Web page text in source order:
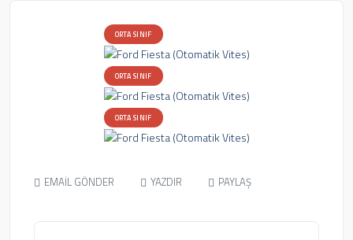
Pzt - Cumartesi 08:30 - 20:30
ORTA SINIF
ORTA SINIF
ORTA SINIF
EMAİL GÖNDER YAZDIR PAYLAŞ